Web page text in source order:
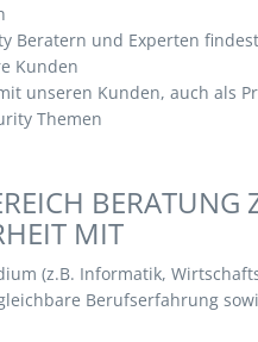
Beratern und Experten
Kunden
unseren Kunden, auch als
Themen
BERATUNG
MIT
(z.B. Informatik,
Berufserfahrung